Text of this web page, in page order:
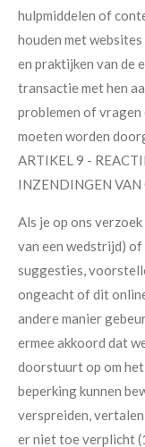
hulpmiddelen of
houden met
en praktijken van de
transactie met hen
problemen of
moeten worden
ARTIKEL 9 -
INZENDINGEN VAN
Als je op ons
van een wedstrijd)
suggesties,
ongeacht of dit
andere manier
ermee akkoord dat
doorstuurt op om
beperking kunnen
verspreiden,
er niet toe verplicht